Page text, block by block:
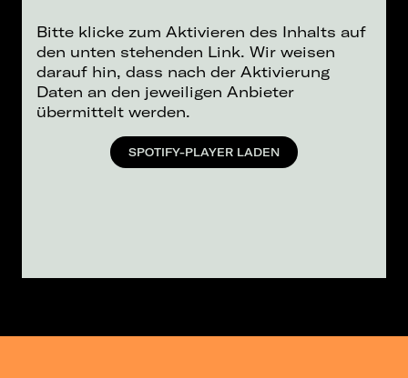
Bitte klicke zum Aktivieren des Inhalts auf
den unten stehenden Link. Wir weisen
darauf hin, dass nach der Aktivierung
Daten an den jeweiligen Anbieter
übermittelt werden.
SPOTIFY-PLAYER LADEN